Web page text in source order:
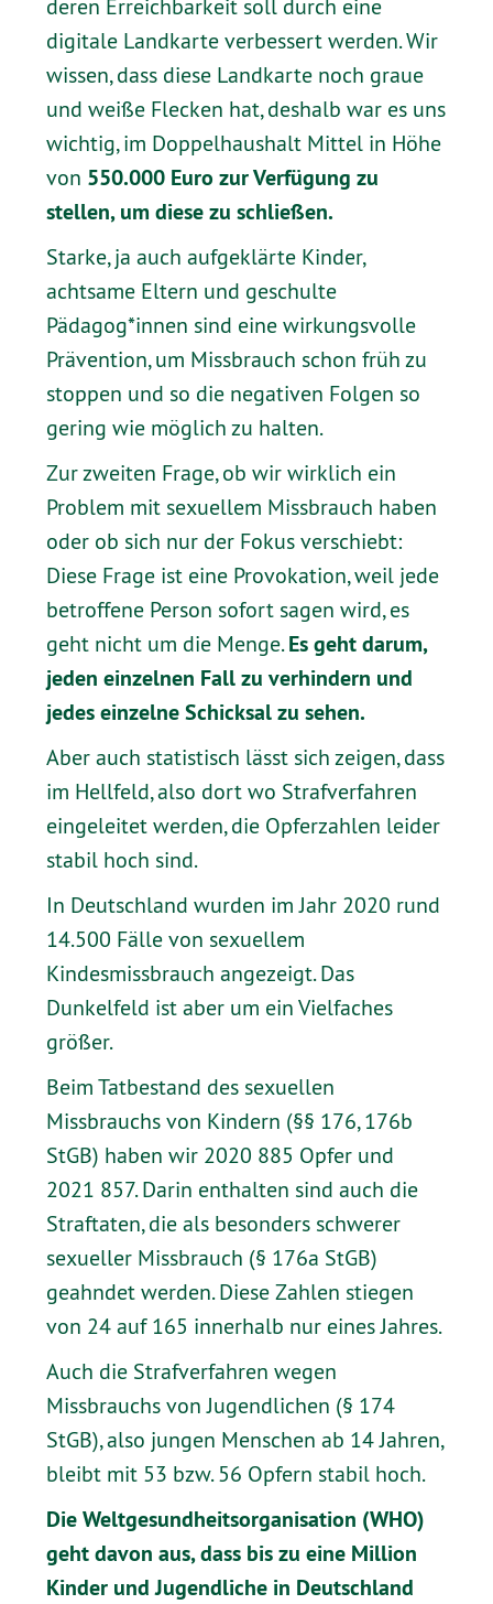
deren Erreichbarkeit soll durch eine
digitale Landkarte verbessert werden. Wir
wissen, dass diese Landkarte noch graue
und weiße Flecken hat, deshalb war es uns
wichtig, im Doppelhaushalt Mittel in Höhe
von 550.000 Euro zur Verfügung zu
stellen, um diese zu schließen.
Starke, ja auch aufgeklärte Kinder,
achtsame Eltern und geschulte
Pädagog*innen sind eine wirkungsvolle
Prävention, um Missbrauch schon früh zu
stoppen und so die negativen Folgen so
gering wie möglich zu halten.
Zur zweiten Frage, ob wir wirklich ein
Problem mit sexuellem Missbrauch haben
oder ob sich nur der Fokus verschiebt:
Diese Frage ist eine Provokation, weil jede
betroffene Person sofort sagen wird, es
geht nicht um die Menge.Es geht darum,
jeden einzelnen Fall zu verhindern und
jedes einzelne Schicksal zu sehen.
Aber auch statistisch lässt sich zeigen, dass
im Hellfeld, also dort wo Strafverfahren
eingeleitet werden, die Opferzahlen leider
stabil hoch sind.
In Deutschland wurden im Jahr 2020 rund
14.500 Fälle von sexuellem
Kindesmissbrauch angezeigt. Das
Dunkelfeld ist aber um ein Vielfaches
größer.
Beim Tatbestand des sexuellen
Missbrauchs von Kindern (§§ 176, 176b
StGB) haben wir 2020 885 Opfer und
2021 857. Darin enthalten sind auch die
Straftaten, die als besonders schwerer
sexueller Missbrauch (§ 176a StGB)
geahndet werden. Diese Zahlen stiegen
von 24 auf 165 innerhalb nur eines Jahres.
Auch die Strafverfahren wegen
Missbrauchs von Jugendlichen (§ 174
StGB), also jungen Menschen ab 14 Jahren,
bleibt mit 53 bzw. 56 Opfern stabil hoch.
Die Weltgesundheitsorganisation (WHO)
geht davon aus, dass bis zu eine Million
Kinder und Jugendliche in Deutschland